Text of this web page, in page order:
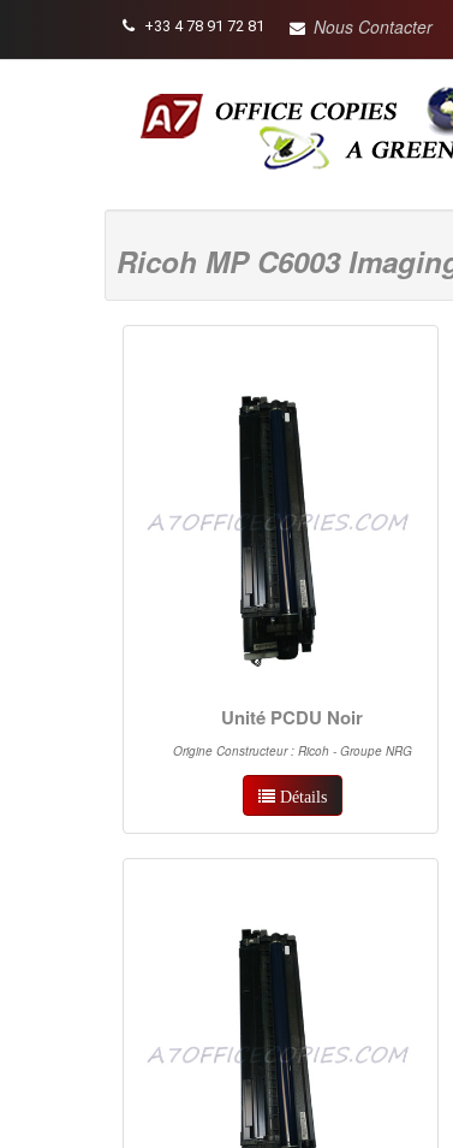
+33 4 78 91 72 81 Nous Contacter
Ricoh MP C6003
Unité PCDU Noir
Origine Constructeur : Ricoh - Groupe NRG
Détails